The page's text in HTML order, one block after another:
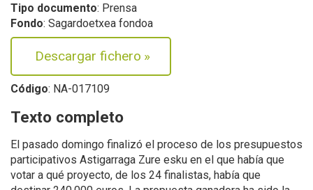
Tipo documento: Prensa
Fondo: Sagardoetxea fondoa
Descargar fichero »
Código: NA-017109
Texto completo
El pasado domingo finalizó el proceso de los presupuestos
participativos Astigarraga Zure esku en el que había que
votar a qué proyecto, de los 24 finalistas, había que